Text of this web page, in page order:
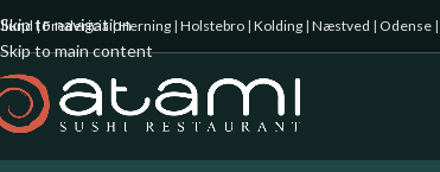
Skip to navigation
Skip to main content
|Fredericia|Herning | Holstebro | Kolding | Næstved | Odense |